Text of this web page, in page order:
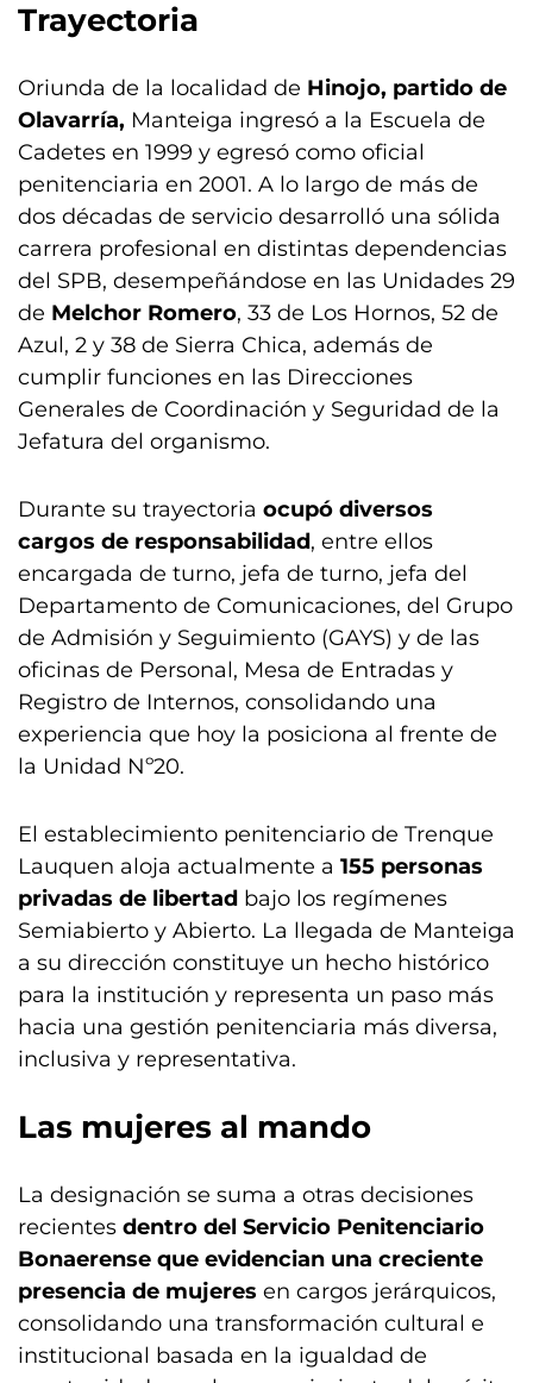
Trayectoria
Oriunda de la localidad de Hinojo, partido de
Olavarría, Manteiga ingresó a la Escuela de
Cadetes en 1999 y egresó como oficial
penitenciaria en 2001. A lo largo de más de
dos décadas de servicio desarrolló una sólida
carrera profesional en distintas dependencias
del SPB, desempeñándose en las Unidades 29
de Melchor Romero, 33 de Los Hornos, 52 de
Azul, 2 y 38 de Sierra Chica, además de
cumplir funciones en las Direcciones
Generales de Coordinación y Seguridad de la
Jefatura del organismo.
Durante su trayectoria ocupó diversos
cargos de responsabilidad, entre ellos
encargada de turno, jefa de turno, jefa del
Departamento de Comunicaciones, del Grupo
de Admisión y Seguimiento (GAYS) y de las
oficinas de Personal, Mesa de Entradas y
Registro de Internos, consolidando una
experiencia que hoy la posiciona al frente de
la Unidad Nº20.
El establecimiento penitenciario de Trenque
Lauquen aloja actualmente a 155 personas
privadas de libertad bajo los regímenes
Semiabierto y Abierto. La llegada de Manteiga
a su dirección constituye un hecho histórico
para la institución y representa un paso más
hacia una gestión penitenciaria más diversa,
inclusiva y representativa.
Las mujeres al mando
La designación se suma a otras decisiones
recientes dentro del Servicio Penitenciario
Bonaerense que evidencian una creciente
presencia de mujeres en cargos jerárquicos,
consolidando una transformación cultural e
institucional basada en la igualdad de